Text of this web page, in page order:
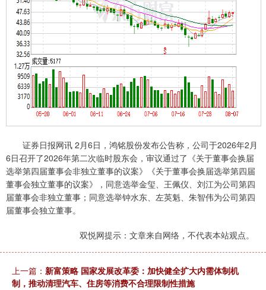
证券日报网讯 2月6日，鸿铭股份发布公告称，公司于2026年2月
6日召开了2026年第二次临时股东会，审议通过了《关于董事会换届
选举第四届董事会非独立董事的议案》《关于董事会换届选举第四届
董事会独立董事的议案》，同意选举金玺、王佩仪、刘江为公司第四
届董事会非独立董事；同意选举钟水东、左英魁、朱智伟为公司第四
届董事会独立董事。
双悦网提示：文章来自网络，不代表本站观点。
上一篇： 新富策略 国家发展改革委：加快健全扩大内需体制机
制，推动清理汽车、住房等消费不合理限制性措施